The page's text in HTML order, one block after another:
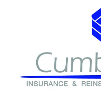
على المعادن